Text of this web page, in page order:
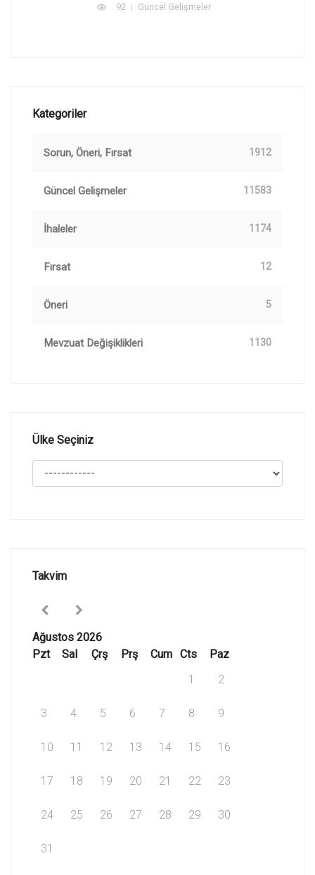
92 Güncel Gelişmeler
Kategoriler
Sorun, Öneri, Fırsat 1912
Güncel Gelişmeler 11583
İhaleler 1174
Fırsat 12
Öneri 5
Mevzuat Değişiklikleri 1130
Ülke Seçiniz
Takvim
Ağustos 2026
Pzt
Sal Çrş Prş Cum Cts
Paz
1
2
3 4 5 6 7 8 9
10 11 12 13 14 15 16
17 18 19 20 21 22 23
24 25 26 27 28 29 30
31